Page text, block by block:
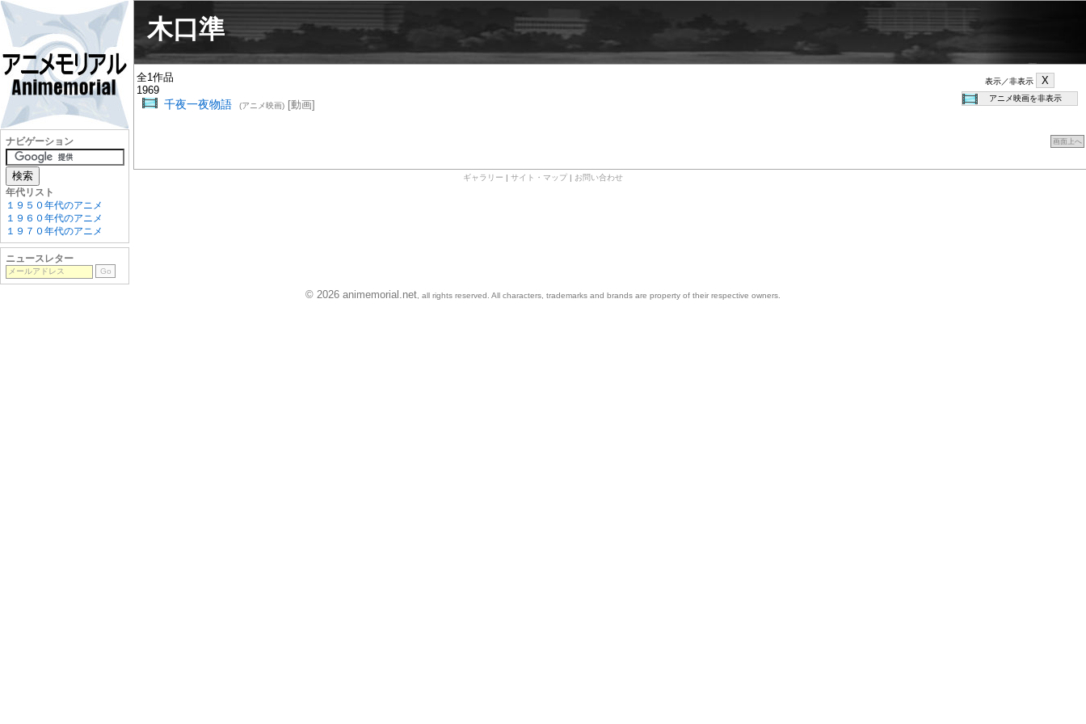
木口準
表示／非表示
全1作品
1969
千夜一夜物語 (アニメ映画)[動画]
画面上へ
ギャラリー サイト・マップ お問い合わせ
ナビゲーション
年代リスト
１９５０年代のアニメ
１９６０年代のアニメ
１９７０年代のアニメ
ニュースレター
© 2026 animemorial.net , all rights reserved. All characters, trademarks and brands are property of their respective owners.